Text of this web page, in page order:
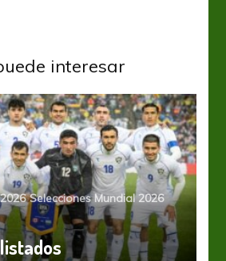
interesar
Selecciones Mundial 2026